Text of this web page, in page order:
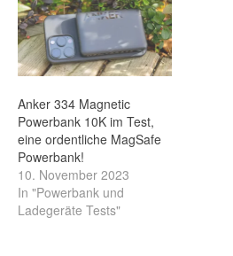
Anker 334 Magnetic
Powerbank 10K im Test,
eine ordentliche MagSafe
Powerbank!
10. November 2023
In "Powerbank und
Ladegeräte Tests"